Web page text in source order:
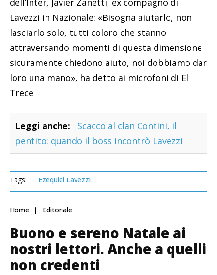
dell’Inter, Javier Zanetti, ex compagno di
Lavezzi in Nazionale: «Bisogna aiutarlo, non
lasciarlo solo, tutti coloro che stanno
attraversando momenti di questa dimensione
sicuramente chiedono aiuto, noi dobbiamo dar
loro una mano», ha detto ai microfoni di El
Trece
Leggi anche:
Scacco al clan Contini, il
pentito: quando il boss incontrò Lavezzi
Tags: Ezequiel Lavezzi
Home Editoriale
Buono e sereno Natale ai
nostri lettori. Anche a quelli
non credenti